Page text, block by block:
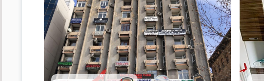
واحد
دفتر
کار
کارخانه
ویلا